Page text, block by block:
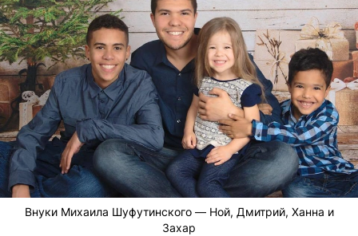
Внуки Михаила Шуфутинского — Ной, Дмитрий, Ханна и
Захар